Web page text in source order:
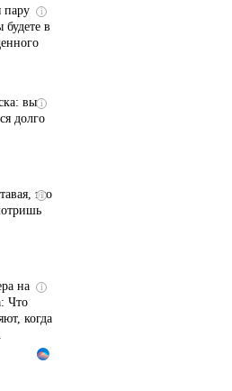
i
пару
в
i
вы
долго
i
это
i
на
Что
когда